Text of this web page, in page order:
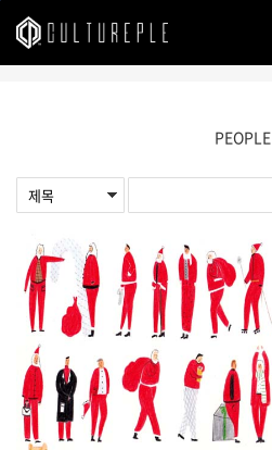
본문바로가기
PEOPLE